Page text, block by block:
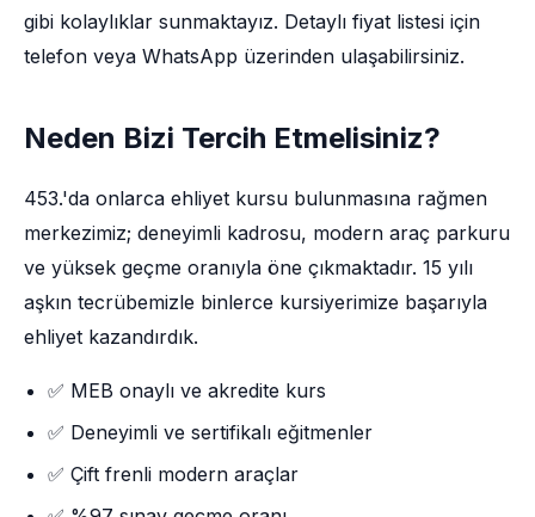
gibi kolaylıklar sunmaktayız. Detaylı fiyat listesi için
telefon veya WhatsApp üzerinden ulaşabilirsiniz.
Neden Bizi Tercih Etmelisiniz?
453.'da onlarca ehliyet kursu bulunmasına rağmen
merkezimiz; deneyimli kadrosu, modern araç parkuru
ve yüksek geçme oranıyla öne çıkmaktadır. 15 yılı
aşkın tecrübemizle binlerce kursiyerimize başarıyla
ehliyet kazandırdık.
✅ MEB onaylı ve akredite kurs
✅ Deneyimli ve sertifikalı eğitmenler
✅ Çift frenli modern araçlar